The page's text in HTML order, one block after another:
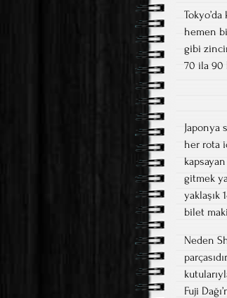
hemen
gibi
70 ila 90
Japonya
her rota
gitmek
yaklaşık
bilet
Neden
Fuji